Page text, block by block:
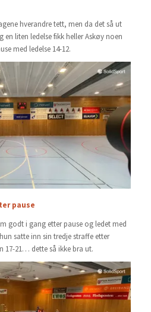
hverandre tett, men da det så ut
en liten ledelse fikk heller Askøy noen
med ledelse 14-12.
pause
godt i gang etter pause og ledet med
satte inn sin tredje straffe etter
17-21… dette så ikke bra ut.